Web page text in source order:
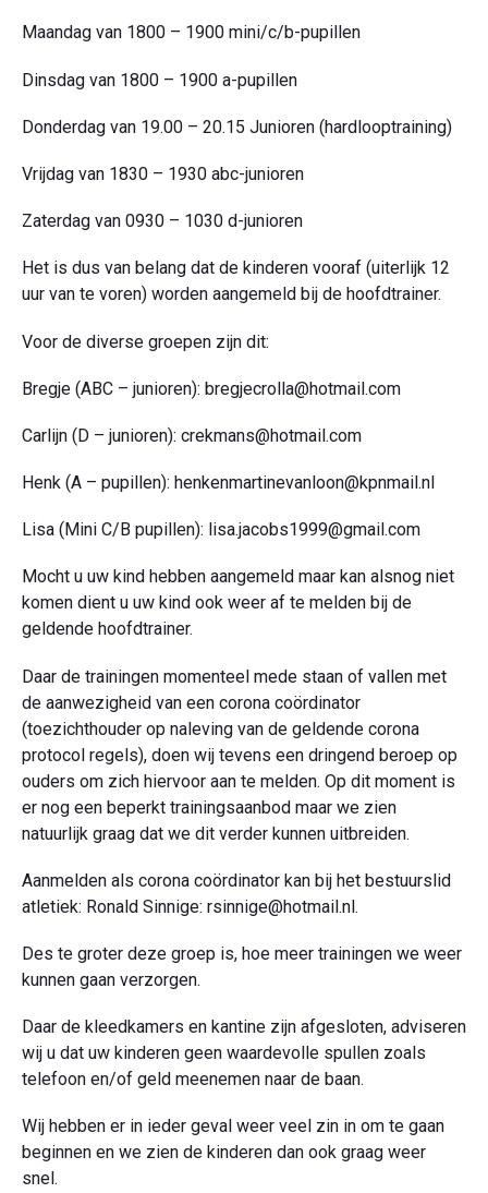
Maandag van 1800 – 1900 mini/c/b-pupillen
Dinsdag van 1800 – 1900 a-pupillen
Donderdag van 19.00 – 20.15 Junioren (hardlooptraining)
Vrijdag van 1830 – 1930 abc-junioren
Zaterdag van 0930 – 1030 d-junioren
Het is dus van belang dat de kinderen vooraf (uiterlijk 12
uur van te voren) worden aangemeld bij de hoofdtrainer.
Voor de diverse groepen zijn dit:
Bregje (ABC – junioren): bregjecrolla@hotmail.com
Carlijn (D – junioren): crekmans@hotmail.com
Henk (A – pupillen): henkenmartinevanloon@kpnmail.nl
Lisa (Mini C/B pupillen): lisa.jacobs1999@gmail.com
Mocht u uw kind hebben aangemeld maar kan alsnog niet
komen dient u uw kind ook weer af te melden bij de
geldende hoofdtrainer.
Daar de trainingen momenteel mede staan of vallen met
de aanwezigheid van een corona coördinator
(toezichthouder op naleving van de geldende corona
protocol regels), doen wij tevens een dringend beroep op
ouders om zich hiervoor aan te melden. Op dit moment is
er nog een beperkt trainingsaanbod maar we zien
natuurlijk graag dat we dit verder kunnen uitbreiden.
Aanmelden als corona coördinator kan bij het bestuurslid
atletiek: Ronald Sinnige: rsinnige@hotmail.nl.
Des te groter deze groep is, hoe meer trainingen we weer
kunnen gaan verzorgen.
Daar de kleedkamers en kantine zijn afgesloten, adviseren
wij u dat uw kinderen geen waardevolle spullen zoals
telefoon en/of geld meenemen naar de baan.
Wij hebben er in ieder geval weer veel zin in om te gaan
beginnen en we zien de kinderen dan ook graag weer
snel.